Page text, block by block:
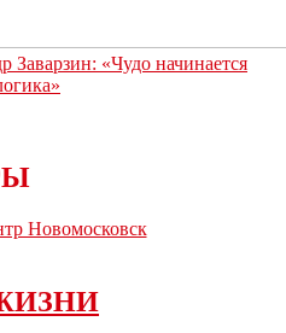
Заварзин: «Чудо начинается